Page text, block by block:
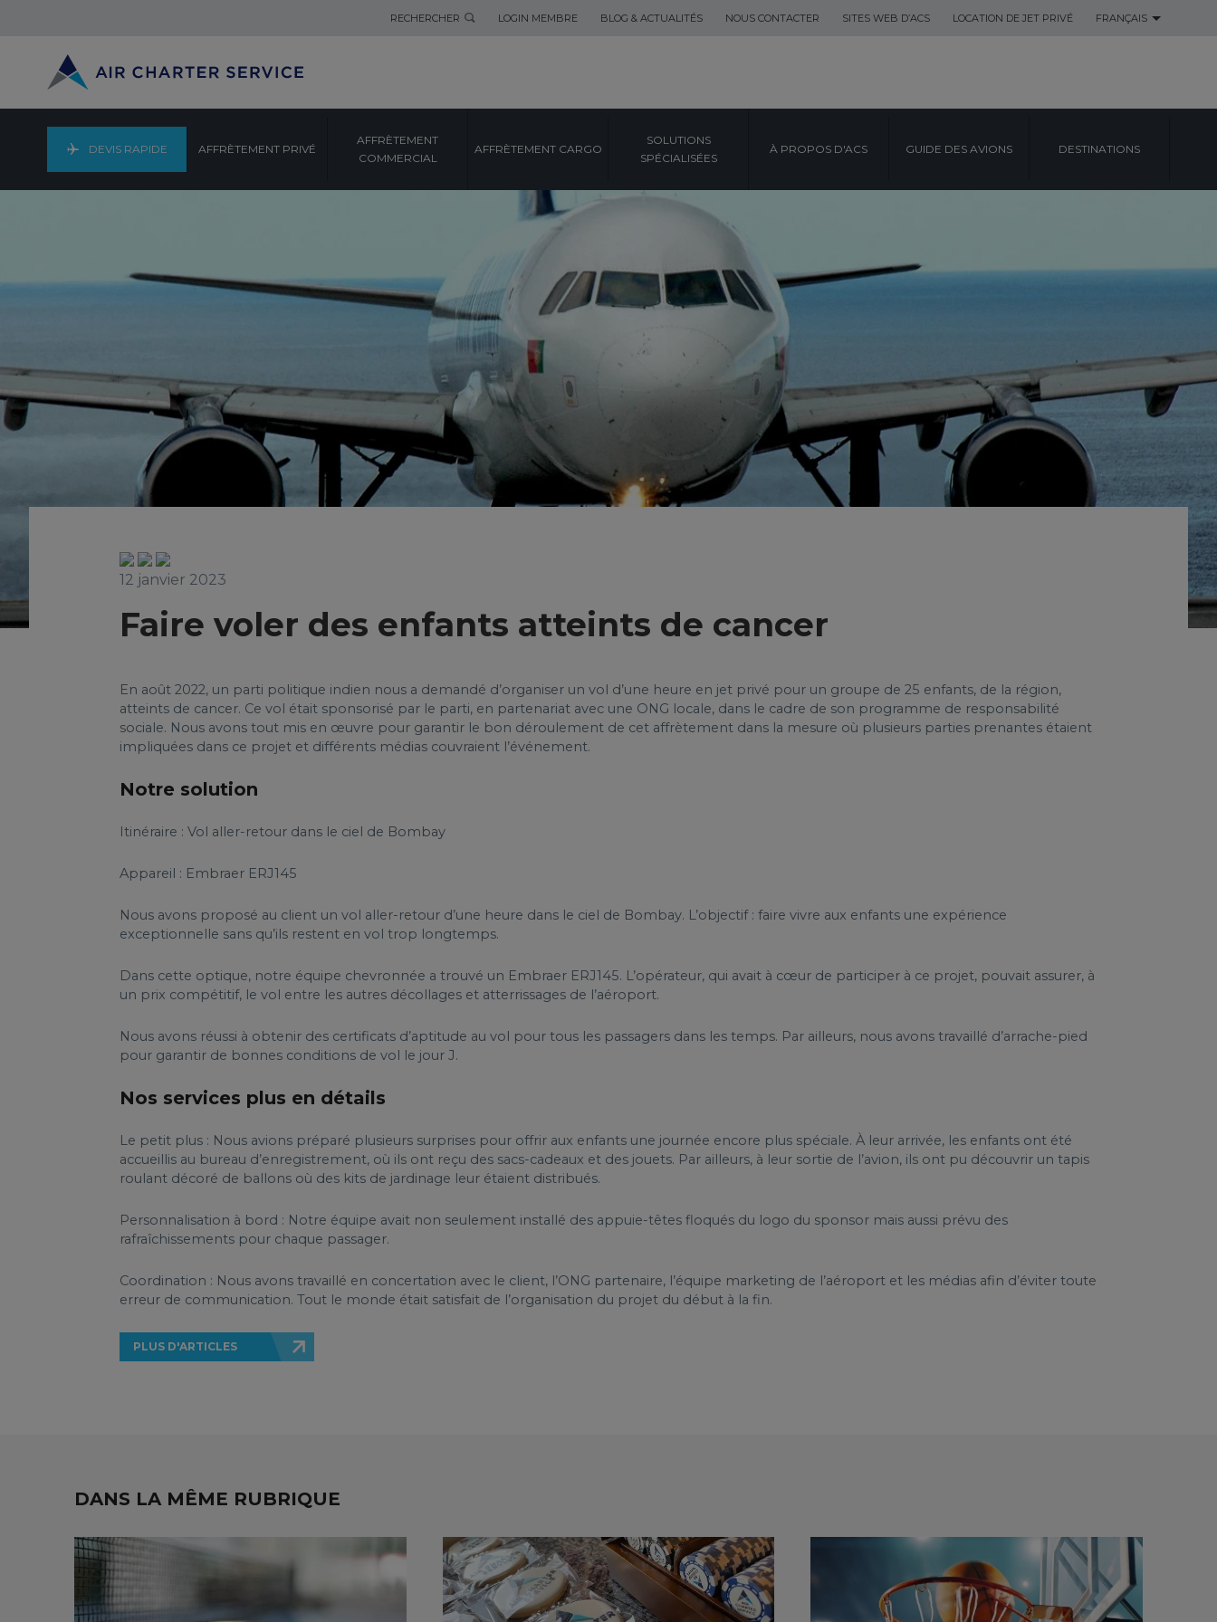
RECHERCHER LOGIN MEMBRE BLOG & ACTUALITÉS NOUS CONTACTER SITES WEB D’ACS LOCATION DE JET PRIVÉ FRANÇAIS
DEVIS RAPIDE AFFRÈTEMENT PRIVÉ
AFFRÈTEMENT
COMMERCIAL
AFFRÈTEMENT CARGO
SOLUTIONS
SPÉCIALISÉES
À PROPOS D'ACS GUIDE DES AVIONS DESTINATIONS
12 janvier 2023
Faire voler des enfants atteints de cancer
En août 2022, un parti politique indien nous a demandé d’organiser un vol d’une heure en jet privé pour un groupe de 25 enfants, de la région,
atteints de cancer. Ce vol était sponsorisé par le parti, en partenariat avec une ONG locale, dans le cadre de son programme de responsabilité
sociale. Nous avons tout mis en œuvre pour garantir le bon déroulement de cet affrètement dans la mesure où plusieurs parties prenantes étaient
impliquées dans ce projet et différents médias couvraient l’événement.
Notre solution
Itinéraire : Vol aller-retour dans le ciel de Bombay
Appareil : Embraer ERJ145
Nous avons proposé au client un vol aller-retour d’une heure dans le ciel de Bombay. L’objectif : faire vivre aux enfants une expérience
exceptionnelle sans qu’ils restent en vol trop longtemps.
Dans cette optique, notre équipe chevronnée a trouvé un Embraer ERJ145. L’opérateur, qui avait à cœur de participer à ce projet, pouvait assurer, à
un prix compétitif, le vol entre les autres décollages et atterrissages de l’aéroport.
Nous avons réussi à obtenir des certificats d’aptitude au vol pour tous les passagers dans les temps. Par ailleurs, nous avons travaillé d’arrache-pied
pour garantir de bonnes conditions de vol le jour J.
Nos services plus en détails
Le petit plus : Nous avions préparé plusieurs surprises pour offrir aux enfants une journée encore plus spéciale. À leur arrivée, les enfants ont été
accueillis au bureau d’enregistrement, où ils ont reçu des sacs-cadeaux et des jouets. Par ailleurs, à leur sortie de l’avion, ils ont pu découvrir un tapis
roulant décoré de ballons où des kits de jardinage leur étaient distribués.
Personnalisation à bord : Notre équipe avait non seulement installé des appuie-têtes floqués du logo du sponsor mais aussi prévu des
rafraîchissements pour chaque passager.
Coordination : Nous avons travaillé en concertation avec le client, l’ONG partenaire, l’équipe marketing de l’aéroport et les médias afin d’éviter toute
erreur de communication. Tout le monde était satisfait de l’organisation du projet du début à la fin.
PLUS D'ARTICLES
DANS LA MÊME RUBRIQUE